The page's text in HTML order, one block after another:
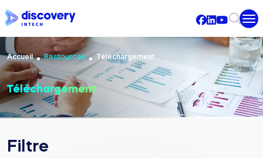
Fil d'Ariane
Accueil Ressources Téléchargement
Téléchargement
Filtre